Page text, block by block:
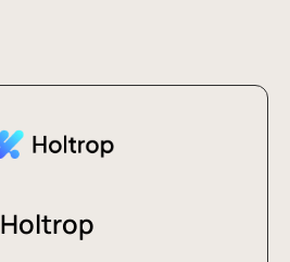
Holtrop